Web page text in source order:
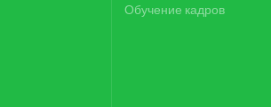
Обучение кадров